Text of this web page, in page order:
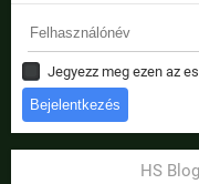
Jegyezz meg ezen az
HS